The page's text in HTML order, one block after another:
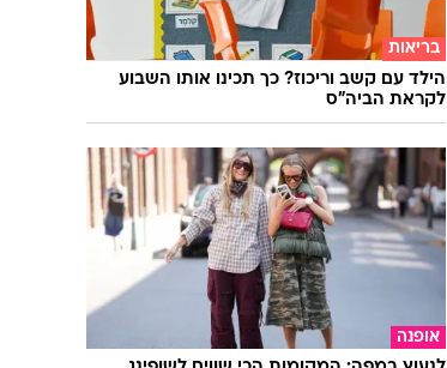
בריאות
הילד עם קשב וריכוז? כך תכינו אותו השבוע
לקראת הביה"ס
אופנה